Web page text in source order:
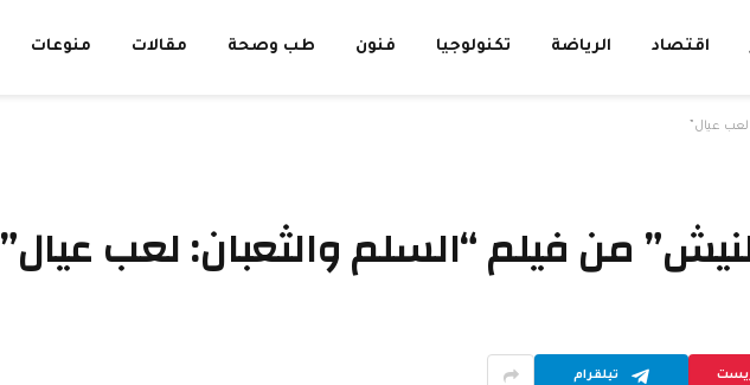
اقتصاد الرياضة تكنولوجيا فنون طب وصحة مقالات منوعات
عيال”
من فيلم “السلم والثعبان: لعب عيال”
تيلقرام